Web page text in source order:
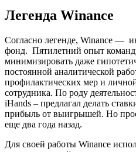
Легенда Winance
Согласно легенде, Winance —
фонд. Пятилетний опыт
минимизировать даже
постоянной аналитической
профилактических мер и
сотрудника. По роду
iHands – предлагал делать
прибыль от выигрышей. Но
еще два года назад.
Для своей работы Winance